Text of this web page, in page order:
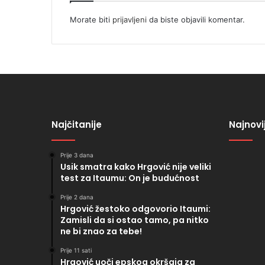
Morate biti prijavljeni da biste objavili komentar.
Najčitanije
Prije 3 dana
Usik smatra kako Hrgović nije veliki
test za Itaumu: On je budućnost
Prije 2 dana
Hrgović žestoko odgovorio Itaumi:
Zamisli da si ostao tamo, pa nitko
ne bi znao za tebe!
Prije 11 sati
Hrgović uoči epskog okršaja za